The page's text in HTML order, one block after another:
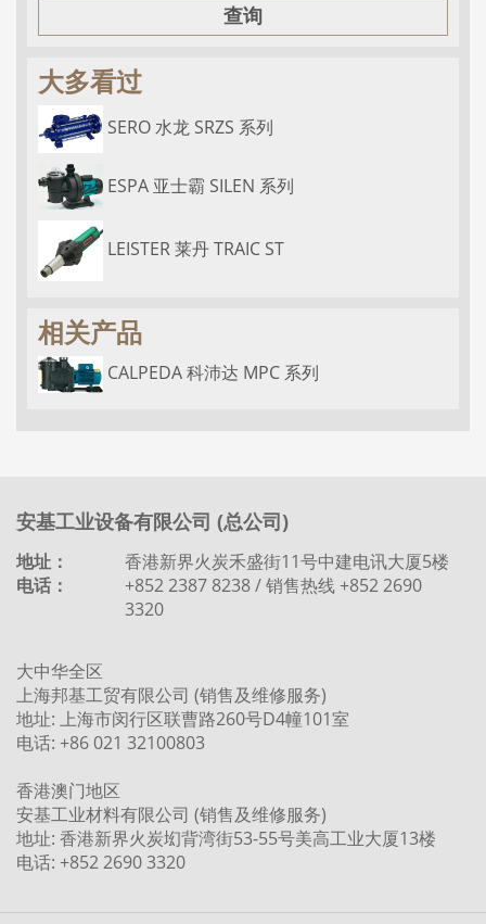
查询
大多看过
SERO 水龙 SRZS 系列
ESPA 亚士霸 SILEN 系列
LEISTER 莱丹 TRAIC ST
相关产品
CALPEDA 科沛达 MPC 系列
安基工业设备有限公司 (总公司)
地址：
香港新界火炭禾盛街11号中建电讯大厦5楼
电话：
+852 2387 8238 / 销售热线 +852 2690
3320
大中华全区
上海邦基工贸有限公司 (销售及维修服务)
地址: 上海市闵行区联曹路260号D4幢101室
电话: +86 021 32100803
香港澳门地区
安基工业材料有限公司 (销售及维修服务)
地址: 香港新界火炭㘭背湾街53-55号美高工业大厦13楼
电话: +852 2690 3320